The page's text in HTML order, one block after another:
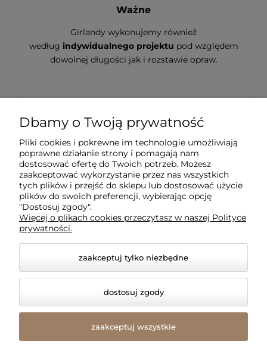
Ważne
Girlandy wykonujemy również
według indywidualnego projektu pod względem
dowolnej długości jak i rozstawie opraw.
Opcjonalne wyposażenie
girlandy
Każdą girlandę z serii profesjonalnej możemy
wyposażyć w dodatkowe akcesoria, które ułatwiają
obsługę lub zwiększają możliwości aranżacji.
Dbamy o Twoją prywatność
Pliki cookies i pokrewne im technologie umożliwiają
poprawne działanie strony i pomagają nam
dostosować ofertę do Twoich potrzeb. Możesz
zaakceptować wykorzystanie przez nas wszystkich
tych plików i przejść do sklepu lub dostosować użycie
plików do swoich preferencji, wybierając opcję
"Dostosuj zgody".
Więcej o plikach cookies przeczytasz w naszej Polityce
prywatności.
zaakceptuj tylko niezbędne
dostosuj zgody
zaakceptuj wszystkie